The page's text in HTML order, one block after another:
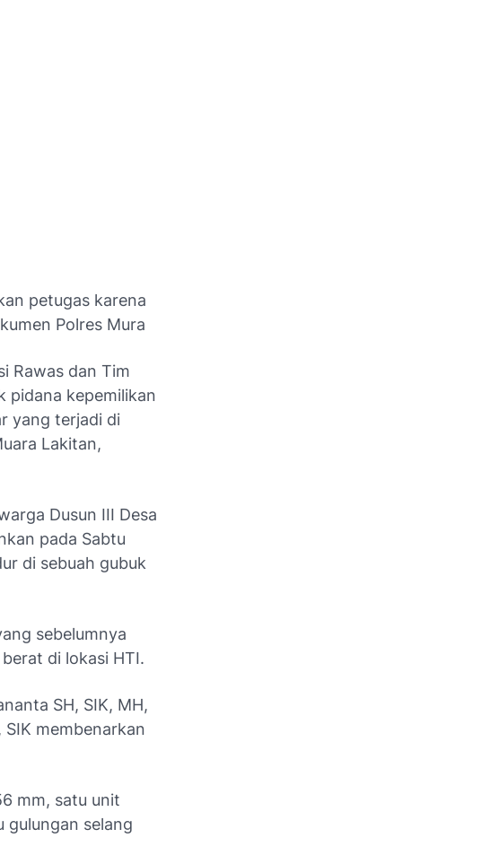
petugas karena
Polres Mura
Rawas dan Tim
pidana kepemilikan
yang terjadi di
Lakitan,
Dusun III Desa
pada Sabtu
di sebuah gubuk
sebelumnya
di lokasi HTI.
SH, SIK, MH,
membenarkan
mm, satu unit
gulungan selang